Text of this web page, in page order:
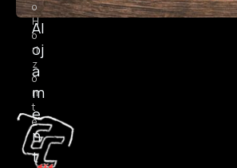
Al
oj
a
m
e
n
t
o
H
o
ri
z
o
n
t
e